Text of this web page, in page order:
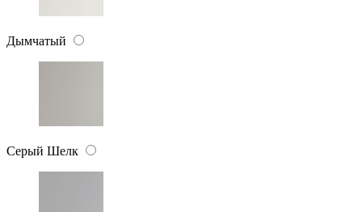
Дымчатый
Серый Шелк